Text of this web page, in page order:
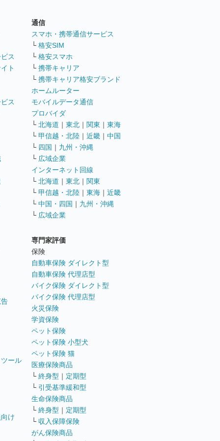
ス
ト
ス
ール
け
通信
スマホ・携帯通信サービス
└ 格安SIM
└ 格安スマホ
└ 携帯キャリア
└ 携帯キャリア格安ブランド
ホームルーター
モバイルデータ通信
プロバイダ
└ 北海道 ｜ 東北 ｜ 関東 ｜ 東海
└ 甲信越・北陸 ｜ 近畿 ｜ 中国
└ 四国 ｜ 九州・沖縄
└ 広域企業
インターネット回線
└ 北海道 ｜ 東北 ｜ 関東
└ 甲信越・北陸 ｜ 東海 ｜ 近畿
└ 中国・四国 ｜ 九州・沖縄
└ 広域企業
専門家評価
保険
自動車保険 ダイレクト型
自動車保険 代理店型
バイク保険 ダイレクト型
バイク保険 代理店型
火災保険
学資保険
ペット保険
ペット保険 小型犬
ペット保険 猫
医療保険商品
└ 終身型 ｜ 定期型
└ 引受基準緩和型
生命保険商品
└ 終身型 ｜ 定期型
└ 収入保障保険
がん保険商品